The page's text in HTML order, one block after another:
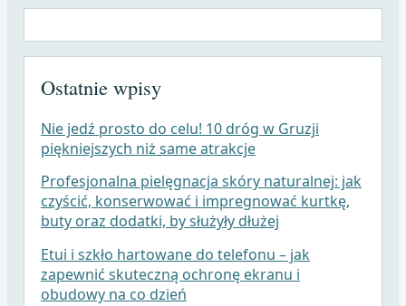
Ostatnie wpisy
Nie jedź prosto do celu! 10 dróg w Gruzji
piękniejszych niż same atrakcje
Profesjonalna pielęgnacja skóry naturalnej: jak
czyścić, konserwować i impregnować kurtkę,
buty oraz dodatki, by służyły dłużej
Etui i szkło hartowane do telefonu – jak
zapewnić skuteczną ochronę ekranu i
obudowy na co dzień